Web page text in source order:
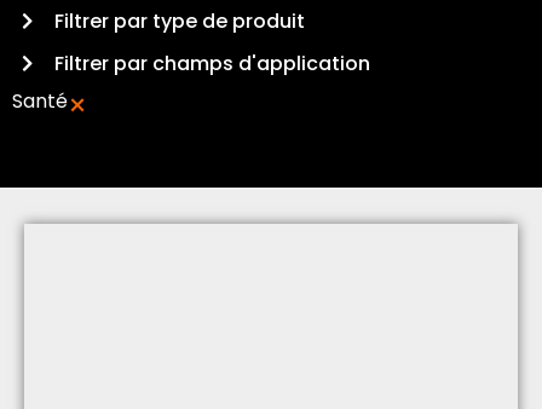
Filtrer par type de produit
Filtrer par champs d'application
Santé×